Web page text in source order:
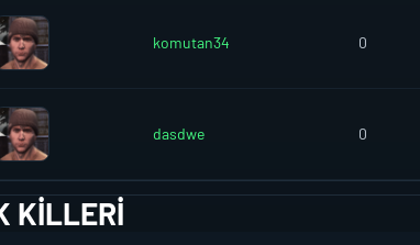
komutan34 0
dasdwe 0
KILLERI